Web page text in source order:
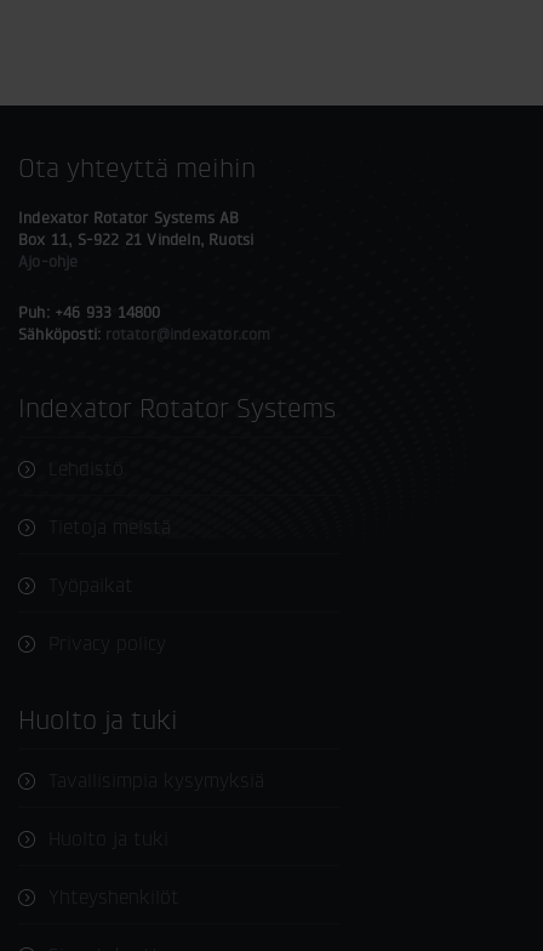
Ota yhteyttä meihin
Indexator Rotator Systems AB
Box 11, S-922 21 Vindeln, Ruotsi
Ajo-ohje
Puh: +46 933 14800
Sähköposti: rotator@indexator.com
Indexator Rotator Systems
Lehdistö
Tietoja meistä
Työpaikat
Huolto ja tuki
Tavallisimpia kysymyksiä
Huolto ja tuki
Yhteyshenkilöt